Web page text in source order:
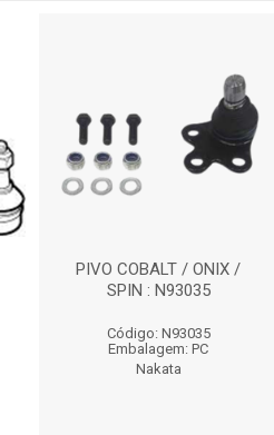
PIVO COBALT / ONIX /
SPIN : N93035
Código: N93035
Embalagem: PC
Nakata